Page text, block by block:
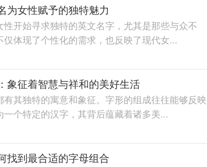
为女性赋予的独特魅力
开始寻求独特的英文名字，尤其是那些与众不
体现了个性化的需求，也反映了现代女...
象征着智慧与祥和的美好生活
其独特的寓意和象征。字形的组成往往能够反映
个特定的汉字，其背后蕴藏着诸多美...
找到最合适的字母组合